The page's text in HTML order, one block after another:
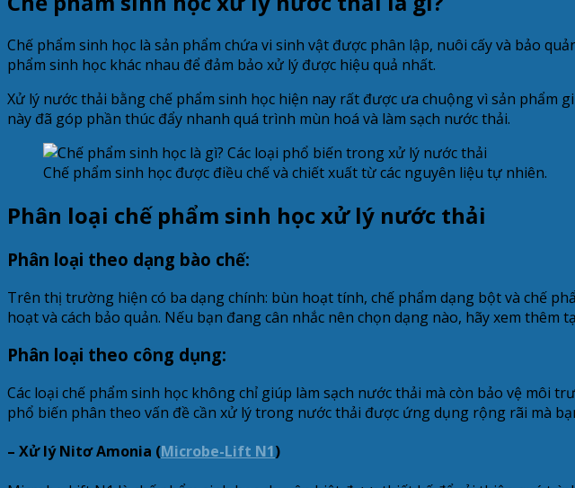
Chế phẩm sinh học là sản phẩm chứa vi sinh vật được phân lập, nuôi cấy và bảo
phẩm sinh học khác nhau để đảm bảo xử lý được hiệu quả nhất.
Xử lý nước thải bằng chế phẩm sinh học hiện nay rất được ưa chuộng vì sản
này đã góp phần thúc đẩy nhanh quá trình mùn hoá và làm sạch nước thải.
Chế phẩm sinh học được điều chế và chiết xuất từ các nguyên liệu tự nhiên.
Phân loại chế phẩm sinh học xử lý nước thải
Phân loại theo dạng bào chế:
Trên thị trường hiện có ba dạng chính: bùn hoạt tính, chế phẩm dạng bột và chế
hoạt và cách bảo quản. Nếu bạn đang cân nhắc nên chọn dạng nào, hãy xem thêm
Phân loại theo công dụng:
Các loại chế phẩm sinh học không chỉ giúp làm sạch nước thải mà còn bảo vệ môi
phổ biến phân theo vấn đề cần xử lý trong nước thải được ứng dụng rộng rãi mà
– Xử lý Nitơ Amonia (Microbe-Lift N1)